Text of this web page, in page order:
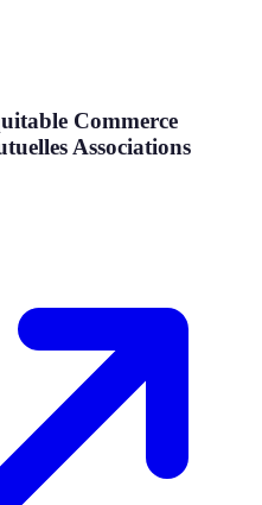
Commerce
Associations